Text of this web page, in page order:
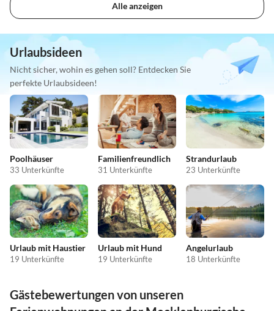
Alle anzeigen
Urlaubsideen
Nicht sicher, wohin es gehen soll? Entdecken Sie
perfekte Urlaubsideen!
Poolhäuser
33 Unterkünfte
Familienfreundlich
31 Unterkünfte
Strandurlaub
23 Unterkünfte
Urlaub mit Haustier
19 Unterkünfte
Urlaub mit Hund
19 Unterkünfte
Angelurlaub
18 Unterkünfte
Gästebewertungen von unseren